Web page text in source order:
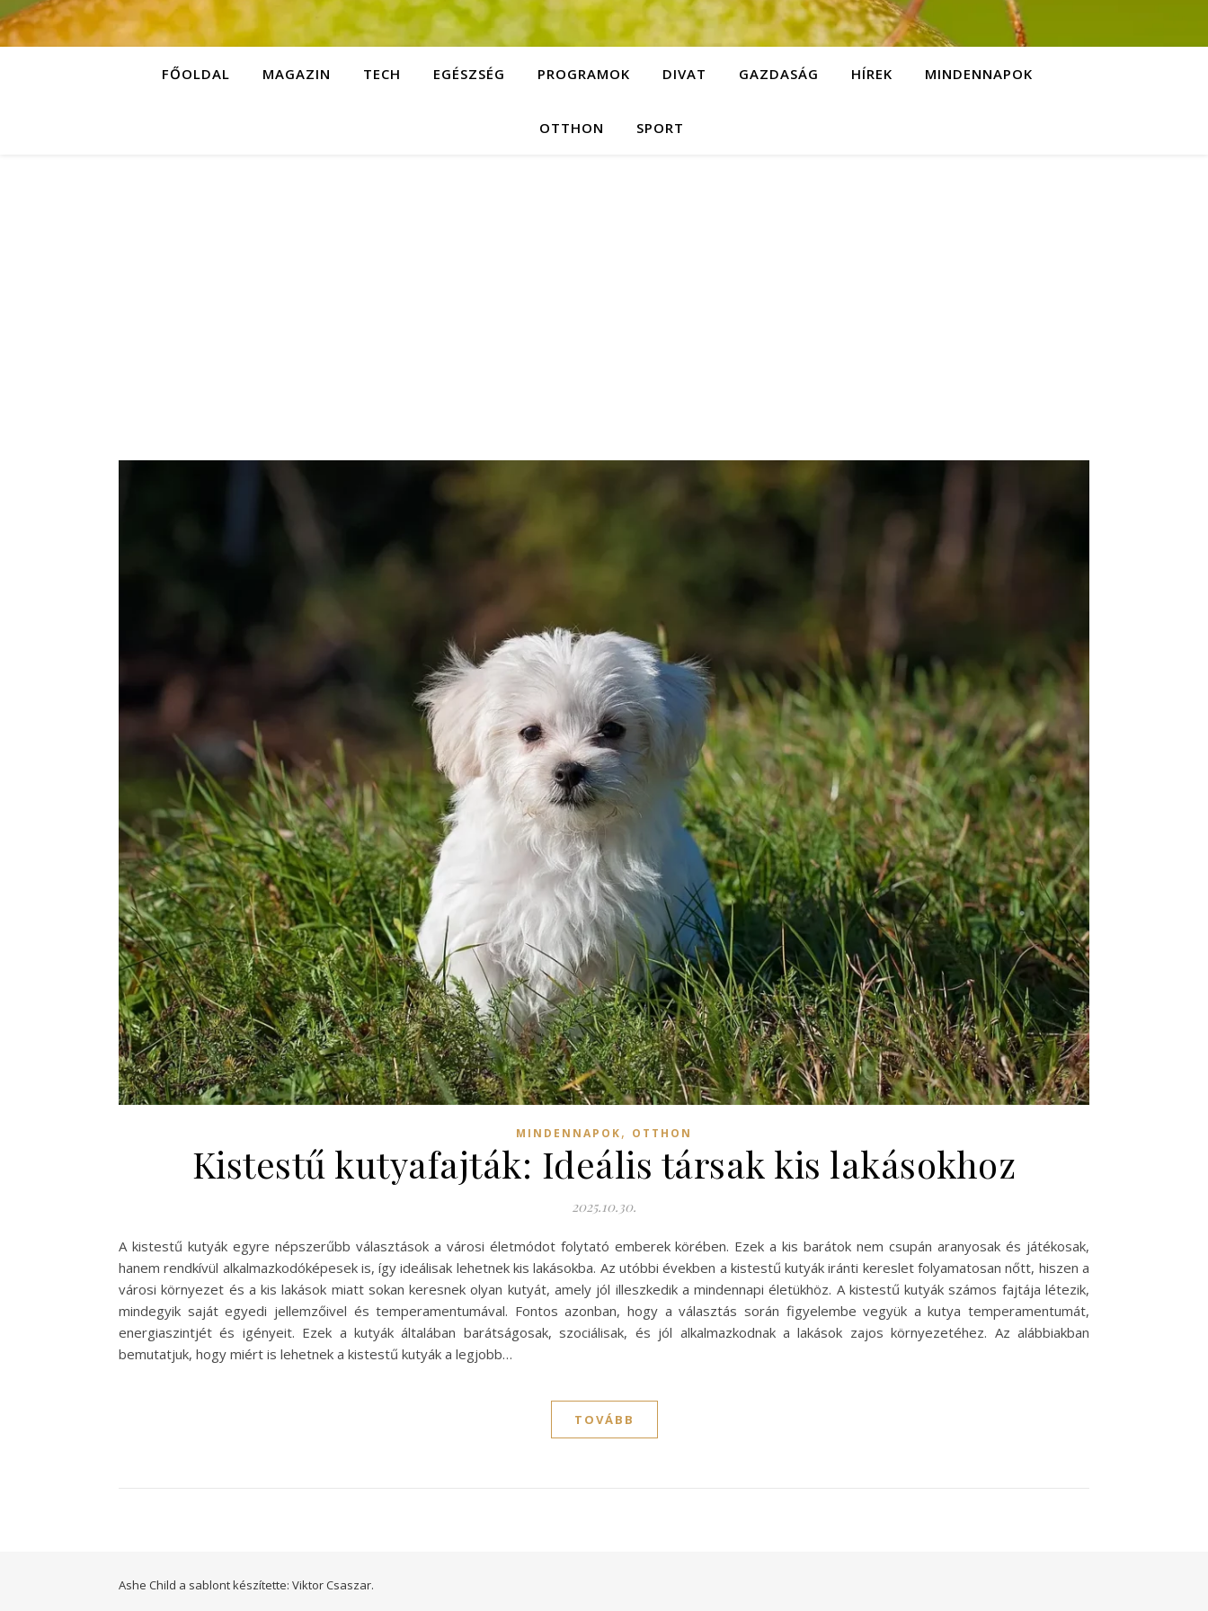
FŐOLDAL MAGAZIN TECH EGÉSZSÉG PROGRAMOK DIVAT GAZDASÁG HÍREK MINDENNAPOK
OTTHON SPORT
MINDENNAPOK, OTTHON
Kistestű kutyafajták: Ideális társak kis lakásokhoz
2025.10.30.
A kistestű kutyák egyre népszerűbb választások a városi életmódot folytató emberek körében. Ezek a kis barátok nem csupán aranyosak és játékosak,
hanem rendkívül alkalmazkodóképesek is, így ideálisak lehetnek kis lakásokba. Az utóbbi években a kistestű kutyák iránti kereslet folyamatosan nőtt, hiszen a
városi környezet és a kis lakások miatt sokan keresnek olyan kutyát, amely jól illeszkedik a mindennapi életükhöz. A kistestű kutyák számos fajtája létezik,
mindegyik saját egyedi jellemzőivel és temperamentumával. Fontos azonban, hogy a választás során figyelembe vegyük a kutya temperamentumát,
energiaszintjét és igényeit. Ezek a kutyák általában barátságosak, szociálisak, és jól alkalmazkodnak a lakások zajos környezetéhez. Az alábbiakban
bemutatjuk, hogy miért is lehetnek a kistestű kutyák a legjobb…
TOVÁBB
Ashe Child a sablont készítette: Viktor Csaszar.